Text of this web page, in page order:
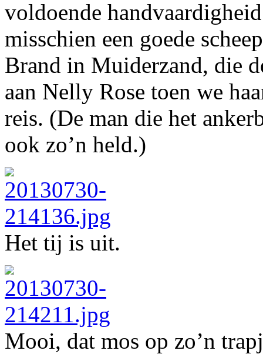
voldoende
misschien een goede
Brand in Muiderzand, die
aan Nelly Rose toen we
reis. (De man die het
ook zo’n held.)
Het tij is uit.
Mooi, dat mos op zo’n